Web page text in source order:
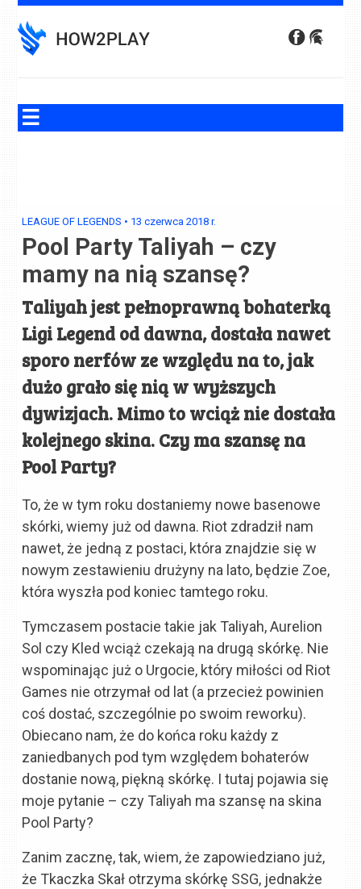
to
content
LEAGUE OF LEGENDS • 13 czerwca 2018 r.
Pool Party Taliyah – czy
mamy na nią szansę?
Taliyah jest pełnoprawną bohaterką
Ligi Legend od dawna, dostała nawet
sporo nerfów ze względu na to, jak
dużo grało się nią w wyższych
dywizjach. Mimo to wciąż nie dostała
kolejnego skina. Czy ma szansę na
Pool Party?
To, że w tym roku dostaniemy nowe basenowe
skórki, wiemy już od dawna. Riot zdradził nam
nawet, że jedną z postaci, która znajdzie się w
nowym zestawieniu drużyny na lato, będzie Zoe,
która wyszła pod koniec tamtego roku.
Tymczasem postacie takie jak Taliyah, Aurelion
Sol czy Kled wciąż czekają na drugą skórkę. Nie
wspominając już o Urgocie, który miłości od Riot
Games nie otrzymał od lat (a przecież powinien
coś dostać, szczególnie po swoim reworku).
Obiecano nam, że do końca roku każdy z
zaniedbanych pod tym względem bohaterów
dostanie nową, piękną skórkę. I tutaj pojawia się
moje pytanie – czy Taliyah ma szansę na skina
Pool Party?
Zanim zacznę, tak, wiem, że zapowiedziano już,
że Tkaczka Skał otrzyma skórkę SSG, jednakże